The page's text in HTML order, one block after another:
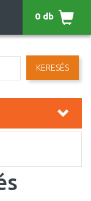
KERESÉS
0 db